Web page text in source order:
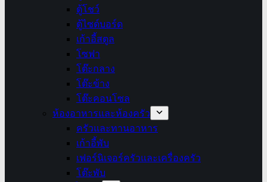
ตู้โชว์
ตู้ไซด์บอร์ด
เก้าอี้สตูล
โซฟา
โต๊ะกลาง
โต๊ะข้าง
โต๊ะคอนโซล
ห้องอาหารและห้องครัว
ครัวและทานอาหาร
เก้าอี้พับ
เฟอร์นิเจอร์ครัวและเครื่องครัว
โต๊ะพับ